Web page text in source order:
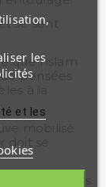
se sent
que l’islam
pensées
à la
mobilisé
les
et les